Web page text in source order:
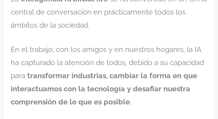
central de conversación en prácticamente todos los
ámbitos de la sociedad.
En el trabajo, con los amigos y en nuestros hogares, la IA
ha capturado la atención de todos, debido a su capacidad
paratransformar industrias, cambiar la forma en que
interactuamos con la tecnología y desafiar nuestra
comprensión de lo que es posible.